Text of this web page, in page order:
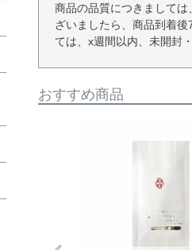
商品の品質につきまして
ざいましたら、商品到着
ては、x週間以内、未開封
おすすめ商品